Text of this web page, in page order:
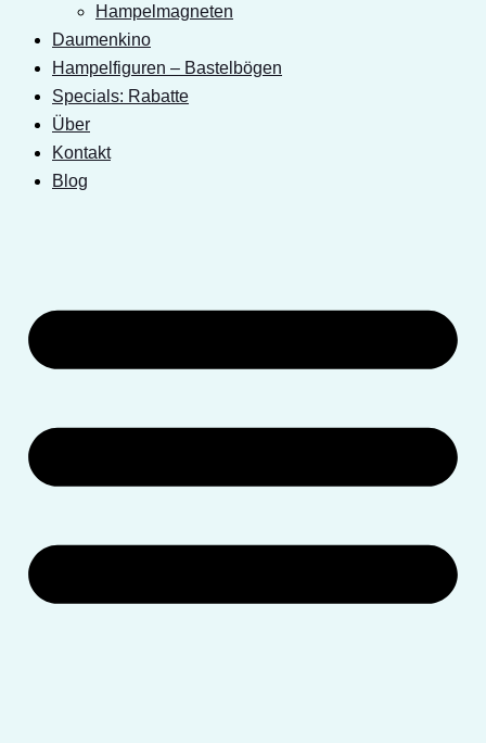
Hampelmagneten
Daumenkino
Hampelfiguren – Bastelbögen
Specials: Rabatte
Über
Kontakt
Blog